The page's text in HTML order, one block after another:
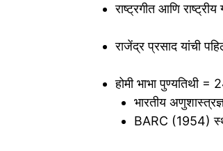
राष्ट्रगीत आणि
राजेंद्र प्रसाद यांची
होमी भाभा पुण्यतिथी =
भारतीय
BARC (1954)